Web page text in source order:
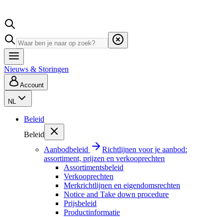
Nieuws & Storingen
Account
NL
Beleid
Beleid
Aanbodbeleid
Richtlijnen voor je aanbod:
assortiment, prijzen en verkooprechten
Assortimentsbeleid
Verkooprechten
Merkrichtlijnen en eigendomsrechten
Notice and Take down procedure
Prijsbeleid
Productinformatie